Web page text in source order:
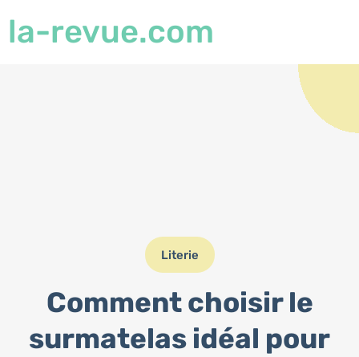
la-revue.com
Literie
Comment choisir le
surmatelas idéal pour